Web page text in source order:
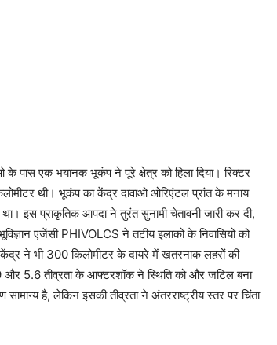
के पास एक भयानक भूकंप ने पूरे क्षेत्र को हिला दिया। रिक्टर
थी। भूकंप का केंद्र दावाओ ओरिएंटल प्रांत के मनाय
इस प्राकृतिक आपदा ने तुरंत सुनामी चेतावनी जारी कर दी,
एजेंसी PHIVOLCS ने तटीय इलाकों के निवासियों को
ने भी 300 किलोमीटर के दायरे में खतरनाक लहरों की
और 5.6 तीव्रता के आफ्टरशॉक ने स्थिति को और जटिल बना
है, लेकिन इसकी तीव्रता ने अंतरराष्ट्रीय स्तर पर चिंता